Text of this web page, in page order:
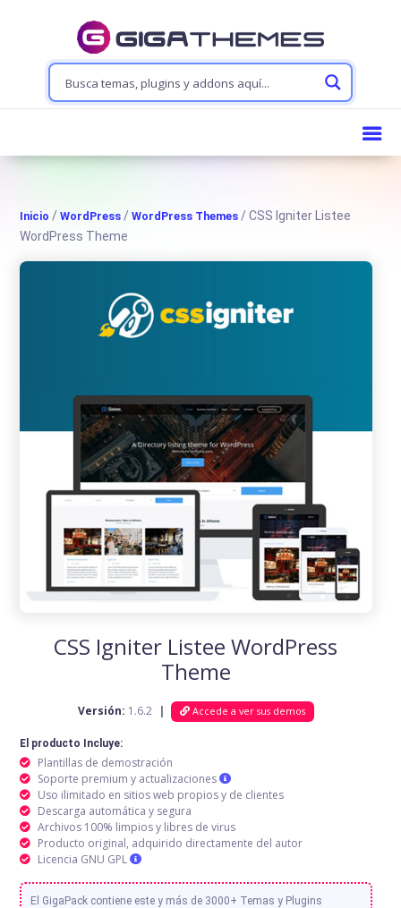
Inicio /WordPress /WordPress Themes / CSS Igniter Listee
WordPress Theme
CSS Igniter Listee WordPress
Theme
Versión: 1.6.2 | Accede a ver sus demos
El producto Incluye:
Plantillas de demostración
Soporte premium y actualizaciones
Uso ilimitado en sitios web propios y de clientes
Descarga automática y segura
Archivos 100% limpios y libres de virus
Producto original, adquirido directamente del autor
Licencia GNU GPL
El GigaPack contiene este y más de 3000+ Temas y Plugins